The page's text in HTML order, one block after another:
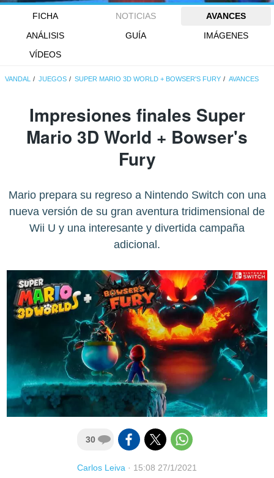
FICHA NOTICIAS
AVANCES
ANÁLISIS
GUÍA
IMÁGENES
VÍDEOS
VANDAL JUEGOS SUPER MARIO 3D WORLD + BOWSER'S FURY AVANCES
Impresiones finales Super
Mario 3D World + Bowser's
Fury
Mario prepara su regreso a Nintendo Switch con una
nueva versión de su gran aventura tridimensional de
Wii U y una interesante y divertida campaña
adicional.
30
Carlos Leiva · 15:08 27/1/2021